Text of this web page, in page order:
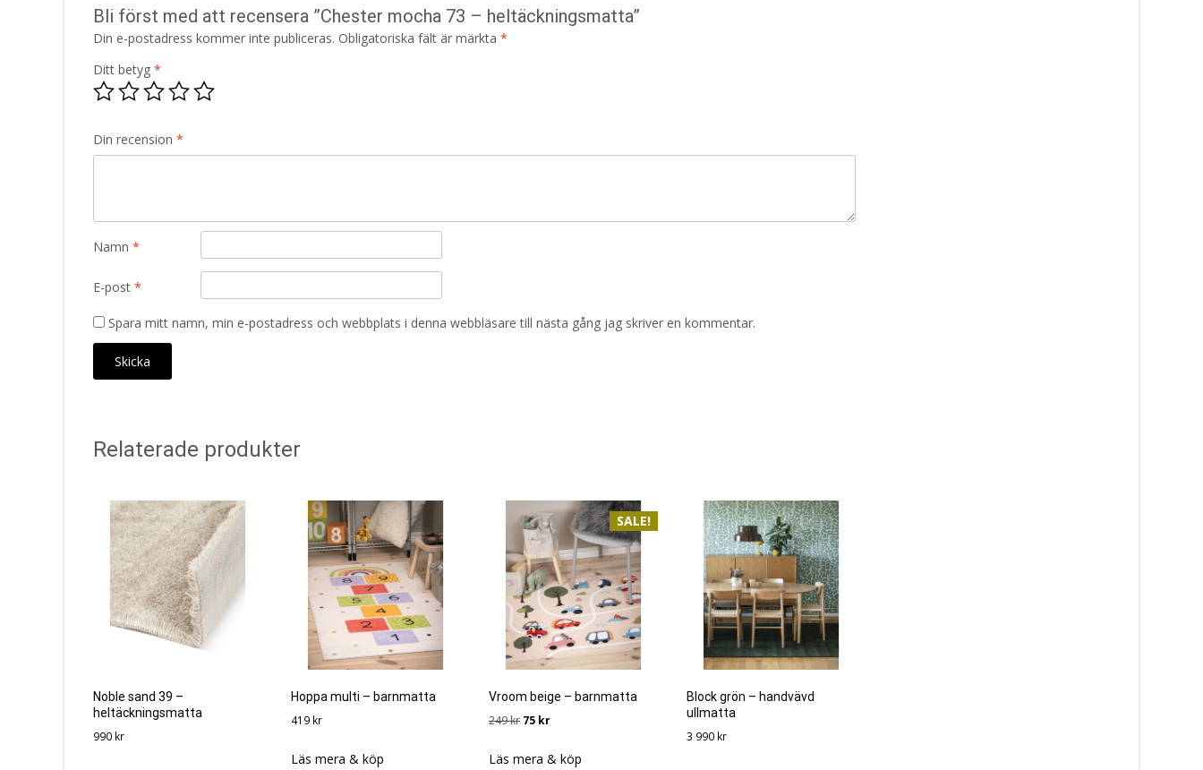
Bli först med att recensera ”Chester mocha 73 – heltäckningsmatta”
Din e-postadress kommer inte publiceras. Obligatoriska fält är märkta *
Ditt betyg *
Din recension *
Namn *
E-post *
Spara mitt namn, min e-postadress och webbplats i denna webbläsare till nästa gång jag skriver en kommentar.
Relaterade produkter
Noble sand 39 –
heltäckningsmatta
990 kr
Hoppa multi – barnmatta
419 kr
Läs mera & köp
SALE!
Vroom beige – barnmatta
249kr Det
priset
75 krDet
priset
Läs mera & köp
Block grön – handvävd
ullmatta
3 990 kr